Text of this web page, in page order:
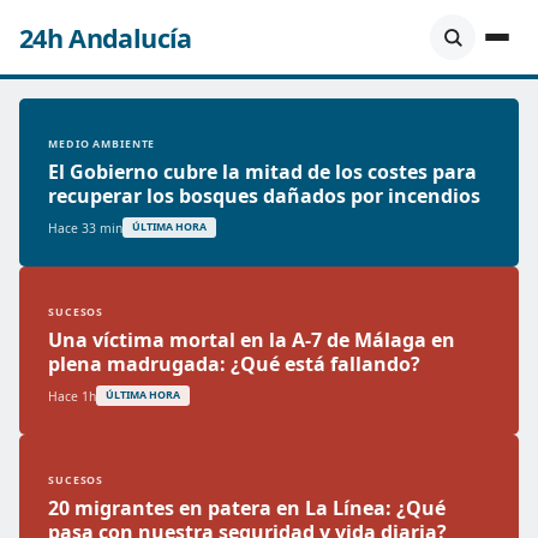
24h Andalucía
MEDIO AMBIENTE
El Gobierno cubre la mitad de los costes para
recuperar los bosques dañados por incendios
Hace 33 min ÚLTIMA HORA
SUCESOS
Una víctima mortal en la A-7 de Málaga en
plena madrugada: ¿Qué está fallando?
Hace 1h ÚLTIMA HORA
SUCESOS
20 migrantes en patera en La Línea: ¿Qué
pasa con nuestra seguridad y vida diaria?